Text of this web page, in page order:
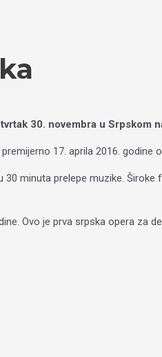
30. novembra u Srpskom
17. aprila 2016.
minuta prelepe muzike.
Ovo je prva srpska opera za